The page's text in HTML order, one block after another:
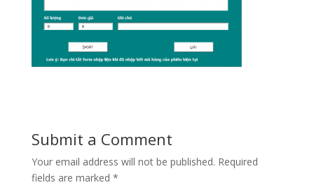
Submit a Comment
Your email address will not be published. Required
fields are marked *